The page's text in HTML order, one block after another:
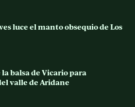
luce el manto obsequio de Los
la balsa de Vicario para
valle de Aridane